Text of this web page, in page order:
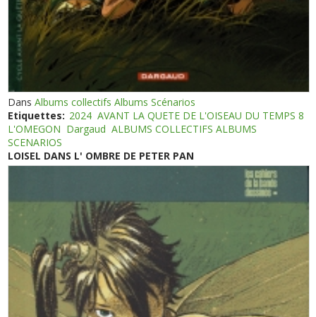
DansAlbums collectifs Albums Scénarios
Etiquettes: 2024 AVANT LA QUETE DE L'OISEAU DU TEMPS 8
L'OMEGON Dargaud ALBUMS COLLECTIFS ALBUMS
SCENARIOS
LOISEL DANS L' OMBRE DE PETER PAN